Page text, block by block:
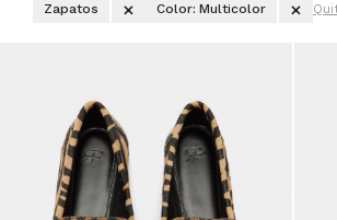
Zapatos Color: Multicolor